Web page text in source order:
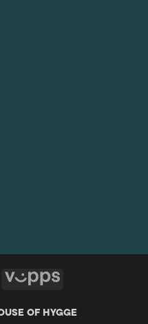
Vipps
OF HYGGE